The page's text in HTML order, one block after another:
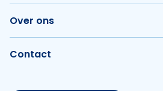
Over ons
Contact